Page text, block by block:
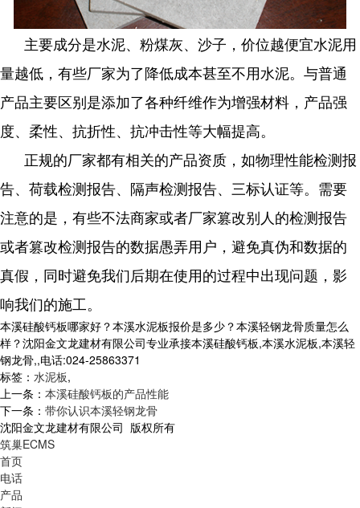
主要成分是水泥、粉煤灰、沙子，价位越便宜水泥用
量越低，有些厂家为了降低成本甚至不用水泥。与普通
产品主要区别是添加了各种纤维作为增强材料，产品强
度、柔性、抗折性、抗冲击性等大幅提高。
正规的厂家都有相关的产品资质，如物理性能检测报
告、荷载检测报告、隔声检测报告、三标认证等。需要
注意的是，有些不法商家或者厂家篡改别人的检测报告
或者篡改检测报告的数据愚弄用户，避免真伪和数据的
真假，同时避免我们后期在使用的过程中出现问题，影
响我们的施工。
本溪硅酸钙板哪家好？本溪水泥板报价是多少？本溪轻钢龙骨质量怎么
样？沈阳金文龙建材有限公司专业承接本溪硅酸钙板,本溪水泥板,本溪轻
钢龙骨,,电话:024-25863371
标签： 水泥板,
上一条： 本溪硅酸钙板的产品性能
下一条： 带你认识本溪轻钢龙骨
沈阳金文龙建材有限公司 版权所有
筑巢ECMS
首页
电话
产品